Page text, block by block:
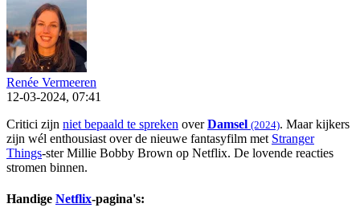
Renée Vermeeren
12-03-2024, 07:41
Critici zijn niet bepaald te spreken overDamsel (2024). Maar kijkers
zijn wél enthousiast over de nieuwe fantasyfilm met Stranger
Things-ster Millie Bobby Brown op Netflix. De lovende reacties
stromen binnen.
Handige Netflix-pagina's: